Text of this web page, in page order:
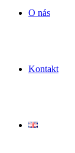
O nás
Kontakt